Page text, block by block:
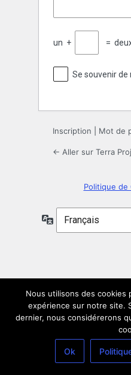
un + =
Se souvenir de
Inscription Mot de
← Aller sur Terra
Politique de
Langue
Nous utilisons des cookies
expérience sur notre site.
dernier, nous considérerons
Ok